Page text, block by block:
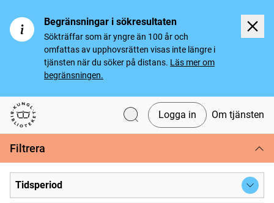
Begränsningar i sökresultaten
Sökträffar som är yngre än 100 år och
omfattas av upphovsrätten visas inte längre i
tjänsten när du söker på distans. Läs mer om
begränsningen.
Svenska tidningar
Logga in Om tjänsten
Filtrera
Tidsperiod